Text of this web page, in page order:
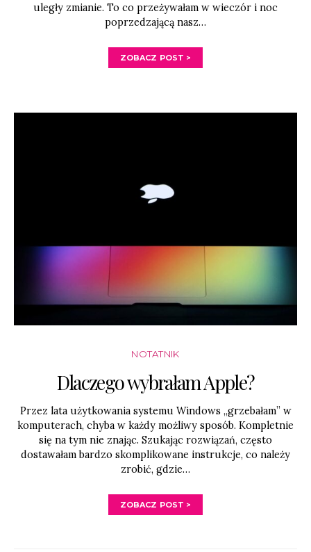
uległy zmianie. To co przeżywałam w wieczór i noc
poprzedzającą nasz…
ZOBACZ POST >
NOTATNIK
Dlaczego wybrałam Apple?
Przez lata użytkowania systemu Windows „grzebałam” w
komputerach, chyba w każdy możliwy sposób. Kompletnie
się na tym nie znając. Szukając rozwiązań, często
dostawałam bardzo skomplikowane instrukcje, co należy
zrobić, gdzie…
ZOBACZ POST >